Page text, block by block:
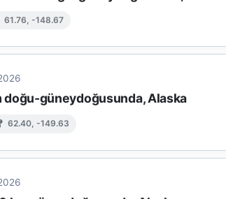
61.76, -148.67
doğu-güneydoğusunda, Alaska
62.40, -149.63